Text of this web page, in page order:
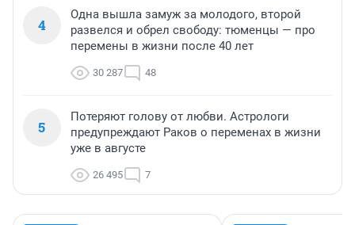
4
Одна вышла замуж за молодого, второй
развелся и обрел свободу: тюменцы — про
перемены в жизни после 40 лет
30 287 48
5
Потеряют голову от любви. Астрологи
предупреждают Раков о переменах в жизни
уже в августе
26 495 7